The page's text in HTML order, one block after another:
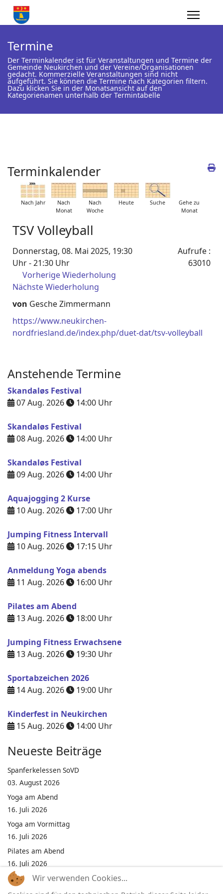
Termine
Der Terminkalender ist für Veranstaltungen und Termine der
Gemeinde Neukirchen und der Vereine/Organisationen
gedacht. Kommerzielle Veranstaltungen sind nicht
aufgeführt. Sie können die Termine nach Kategorien filtern.
Dazu klicken Sie in der Monatsansicht auf den
Kategorienamen unterhalb der Termintabelle
Terminkalender
Nach Jahr
Nach
Monat
Nach
Woche
Heute Suche
Gehe zu
Monat
TSV Volleyball
Donnerstag, 08. Mai 2025, 19:30
Uhr - 21:30 Uhr
Vorherige Wiederholung
Nächste Wiederholung
Aufrufe :
63010
von Gesche Zimmermann
https://www.neukirchen-
nordfriesland.de/index.php/duet-dat/tsv-volleyball
Anstehende Termine
Skandaløs Festival
07 Aug. 2026
14:00 Uhr
Skandaløs Festival
08 Aug. 2026
14:00 Uhr
Skandaløs Festival
09 Aug. 2026
14:00 Uhr
Aquajogging 2 Kurse
10 Aug. 2026
17:00 Uhr
Jumping Fitness Intervall
10 Aug. 2026
17:15 Uhr
Anmeldung Yoga abends
11 Aug. 2026
16:00 Uhr
Pilates am Abend
13 Aug. 2026
18:00 Uhr
Jumping Fitness Erwachsene
13 Aug. 2026
19:30 Uhr
Sportabzeichen 2026
14 Aug. 2026
19:00 Uhr
Kinderfest in Neukirchen
15 Aug. 2026
14:00 Uhr
Neueste Beiträge
Spanferkelessen SoVD
03. August 2026
Yoga am Abend
16. Juli 2026
Yoga am Vormittag
16. Juli 2026
Pilates am Abend
16. Juli 2026
Jumping Fitness Intervall
16. Juli 2026
Wir verwenden Cookies...